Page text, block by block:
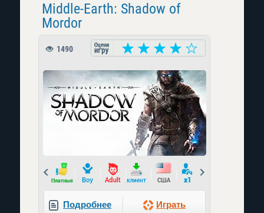
Middle-Earth: Shadow of
Mordor
1490
Prev
Подробнее Играть